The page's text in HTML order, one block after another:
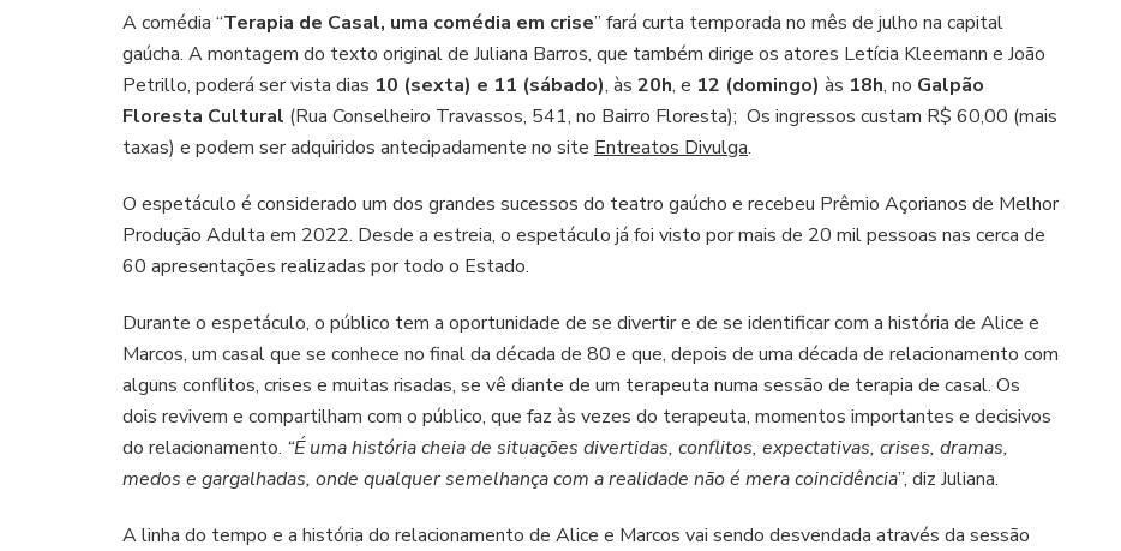
Alegre
mês
de
julho
A comédia “Terapia de Casal, uma comédia em crise” fará curta temporada no mês de julho na capital
gaúcha. A montagem do texto original de Juliana Barros, que também dirige os atores Letícia Kleemann e João
Petrillo, poderá ser vista dias 10 (sexta) e 11 (sábado), às 20h, e 12 (domingo) às 18h, no Galpão
Floresta Cultural (Rua Conselheiro Travassos, 541, no Bairro Floresta); Os ingressos custam R$ 60,00 (mais
taxas) e podem ser adquiridos antecipadamente no site Entreatos Divulga.
O espetáculo é considerado um dos grandes sucessos do teatro gaúcho e recebeu Prêmio Açorianos de Melhor
Produção Adulta em 2022. Desde a estreia, o espetáculo já foi visto por mais de 20 mil pessoas nas cerca de
60 apresentações realizadas por todo o Estado.
Durante o espetáculo, o público tem a oportunidade de se divertir e de se identificar com a história de Alice e
Marcos, um casal que se conhece no final da década de 80 e que, depois de uma década de relacionamento com
alguns conflitos, crises e muitas risadas, se vê diante de um terapeuta numa sessão de terapia de casal. Os
dois revivem e compartilham com o público, que faz às vezes do terapeuta, momentos importantes e decisivos
do relacionamento. “É uma história cheia de situações divertidas, conflitos, expectativas, crises, dramas,
medos e gargalhadas, onde qualquer semelhança com a realidade não é mera coincidência”, diz Juliana.
A linha do tempo e a história do relacionamento de Alice e Marcos vai sendo desvendada através da sessão